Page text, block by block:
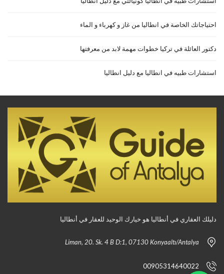
احتياجاتك الخاصة في انطاليا من غاز و كهرباء و الماء
دكتور العائلة في تركيا خطوات مهمة لابد من معرفتها
استشارات طبيه في انطاليا مع دليل انطاليا
دليلك العقاري في أنطاليا هو خيارك الوحيد للعقار في أنطاليا
Liman, 20. Sk. 4 B D:1, 07130 Konyaaltı/Antalya
00905314640022